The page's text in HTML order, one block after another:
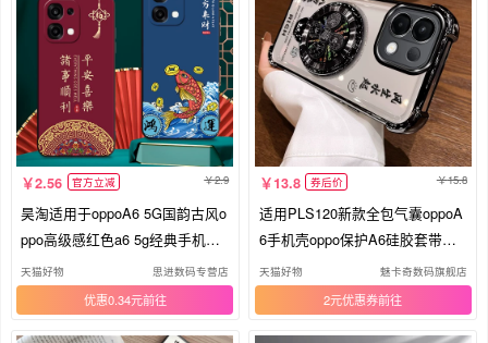
2.56 官方立减 2.9
昊淘适用于oppoA6 5G国韵古风o
ppo高级感红色a6 5g经典手机壳p
ls120父母用a6耐脏保护套PLS12
0文字好寓意
天猫好物 思进数码专营店
优惠0.34元
13.8 券后价 15.8
适用PLS120新款全包气囊oppoA
6手机壳oppo保护A6硅胶套带镜
头膜opa6防摔透明65g风生水起
支架oppopls男女高颜
天猫好物 魅卡奇数码旗舰店
2元优惠券